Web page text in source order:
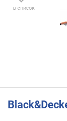
в список